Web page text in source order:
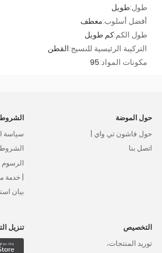
طول:طويل
أفضل أسلوب:معطف
طول الكم:كم طويل
التركيبة الرئيسية للنسيج:القطن
مكونات المواد:95
حول الموضة
حول فاشون تي واي |
اتصل بنا
سياسة
الشروط
الرسوم
| خدمة
بيان
التخصيص
توريد المنتجات،
تنزيل